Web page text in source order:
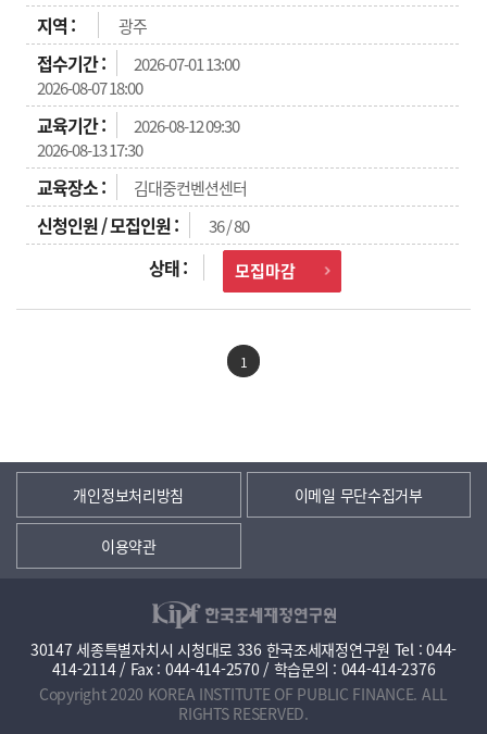
광주
2026-07-01 13:00
2026-08-07 18:00
2026-08-12 09:30
2026-08-13 17:30
김대중컨벤션센터
36 / 80
모집마감
1
개인정보처리방침 이메일 무단수집거부
이용약관
30147 세종특별자치시 시청대로 336 한국조세재정연구원 Tel : 044-
414-2114 / Fax : 044-414-2570 / 학습문의 : 044-414-2376
Copyright 2020 KOREA INSTITUTE OF PUBLIC FINANCE. ALL
RIGHTS RESERVED.